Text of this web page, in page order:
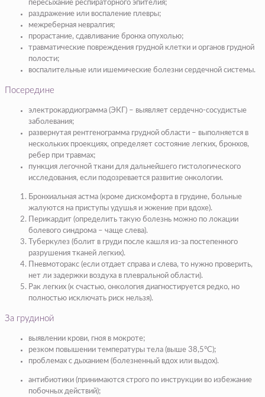
пересыхание респираторного эпителия;
раздражение или воспаление плевры;
межреберная невралгия;
прорастание, сдавливание бронха опухолью;
травматические повреждения грудной клетки и органов грудной
полости;
воспалительные или ишемические болезни сердечной системы.
Посередине
электрокардиограмма (ЭКГ) – выявляет сердечно-сосудистые
заболевания;
развернутая рентгенограмма грудной области – выполняется в
нескольких проекциях, определяет состояние легких, бронхов,
ребер при травмах;
пункция легочной ткани для дальнейшего гистологического
исследования, если подозревается развитие онкологии.
Бронхиальная астма (кроме дискомфорта в грудине, больные
жалуются на приступы удушья и жжение при вдохе).
Перикардит (определить такую болезнь можно по локации
болевого синдрома – чаще слева).
Туберкулез (болит в груди после кашля из-за постепенного
разрушения тканей легких).
Пневмоторакс (если отдает справа и слева, то нужно проверить,
нет ли задержки воздуха в плевральной области).
Рак легких (к счастью, онкология диагностируется редко, но
полностью исключать риск нельзя).
За грудиной
выявлении крови, гноя в мокроте;
резком повышении температуры тела (выше 38,5°С);
проблемах с дыханием (болезненный вдох или выдох).
антибиотики (принимаются строго по инструкции во избежание
побочных действий);